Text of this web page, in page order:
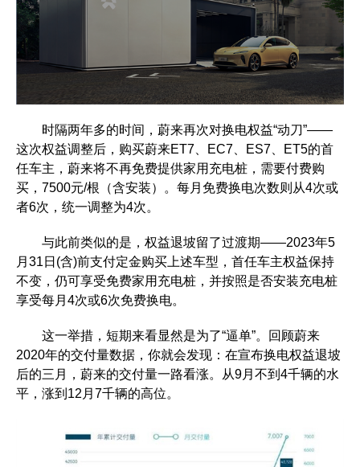
时隔两年多的时间，蔚来再次对换电权益“动刀”——
这次权益调整后，购买蔚来ET7、EC7、ES7、ET5的首
任车主，蔚来将不再免费提供家用充电桩，需要付费购
买，7500元/根（含安装）。每月免费换电次数则从4次或
者6次，统一调整为4次。
与此前类似的是，权益退坡留了过渡期——2023年5
月31日(含)前支付定金购买上述车型，首任车主权益保持
不变，仍可享受免费家用充电桩，并按照是否安装充电桩
享受每月4次或6次免费换电。
这一举措，短期来看显然是为了“逼单”。回顾蔚来
2020年的交付量数据，你就会发现：在宣布换电权益退坡
后的三月，蔚来的交付量一路看涨。从9月不到4千辆的水
平，涨到12月7千辆的高位。